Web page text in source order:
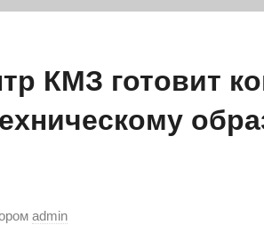
КМЗ готовит
admin